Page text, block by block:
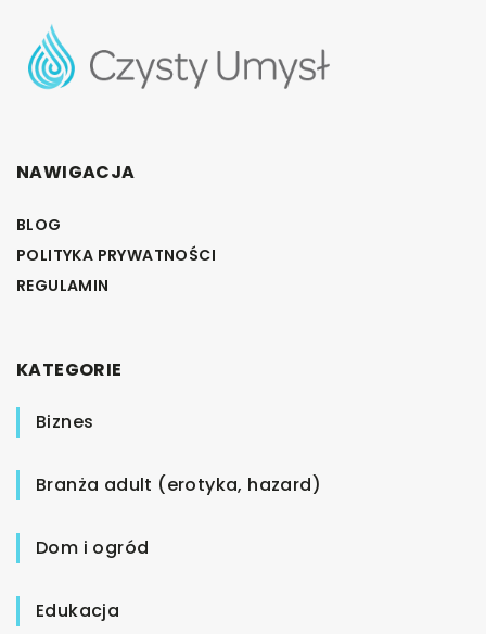
NAWIGACJA
BLOG
POLITYKA PRYWATNOŚCI
REGULAMIN
KATEGORIE
Biznes
Branża adult (erotyka, hazard)
Dom i ogród
Edukacja